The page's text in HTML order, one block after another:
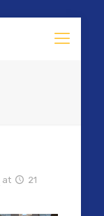
at
21